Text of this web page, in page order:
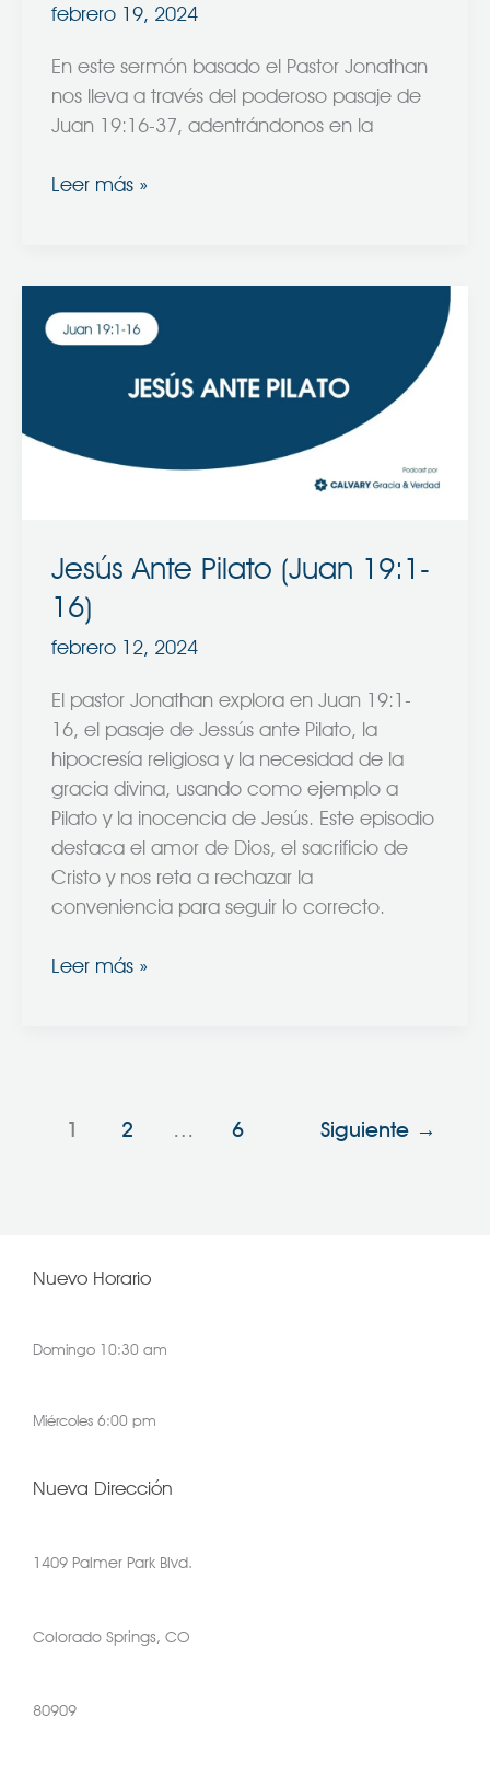
febrero 19, 2024
En este sermón basado el Pastor Jonathan
nos lleva a través del poderoso pasaje de
Juan 19:16-37, adentrándonos en la
Leer más »
Jesús Ante Pilato (Juan 19:1-
16)
febrero 12, 2024
El pastor Jonathan explora en Juan 19:1-
16, el pasaje de Jessús ante Pilato, la
hipocresía religiosa y la necesidad de la
gracia divina, usando como ejemplo a
Pilato y la inocencia de Jesús. Este episodio
destaca el amor de Dios, el sacrificio de
Cristo y nos reta a rechazar la
conveniencia para seguir lo correcto.
Ante
16)
Leer más »
1 2 … 6 Siguiente →
Nuevo Horario
Domingo 10:30 am
Miércoles 6:00 pm
Nueva Dirección
1409 Palmer Park Blvd.
Colorado Springs, CO
80909